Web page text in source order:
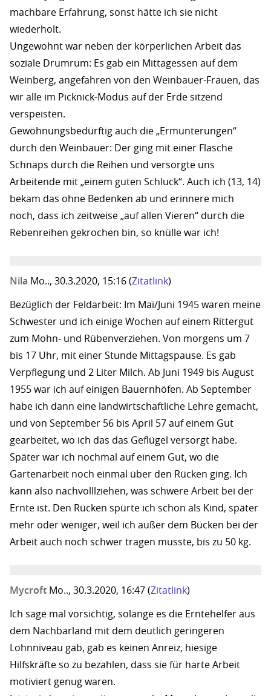
machbare Erfahrung, sonst hätte ich sie nicht
wiederholt.
Ungewohnt war neben der körperlichen Arbeit das
soziale Drumrum: Es gab ein Mittagessen auf dem
Weinberg, angefahren von den Weinbauer-Frauen, das
wir alle im Picknick-Modus auf der Erde sitzend
verspeisten.
Gewöhnungsbedürftig auch die „Ermunterungen“
durch den Weinbauer: Der ging mit einer Flasche
Schnaps durch die Reihen und versorgte uns
Arbeitende mit „einem guten Schluck“. Auch ich (13, 14)
bekam das ohne Bedenken ab und erinnere mich
noch, dass ich zeitweise „auf allen Vieren“ durch die
Rebenreihen gekrochen bin, so knülle war ich!
Nila Mo.., 30.3.2020, 15:16 (Zitatlink)
Bezüglich der Feldarbeit: Im Mai/Juni 1945 waren meine
Schwester und ich einige Wochen auf einem Rittergut
zum Mohn- und Rübenverziehen. Von morgens um 7
bis 17 Uhr, mit einer Stunde Mittagspause. Es gab
Verpflegung und 2 Liter Milch. Ab Juni 1949 bis August
1955 war ich auf einigen Bauernhöfen. Ab September
habe ich dann eine landwirtschaftliche Lehre gemacht,
und von September 56 bis April 57 auf einem Gut
gearbeitet, wo ich das das Geflügel versorgt habe.
Später war ich nochmal auf einem Gut, wo die
Gartenarbeit noch einmal über den Rücken ging. Ich
kann also nachvolllziehen, was schwere Arbeit bei der
Ernte ist. Den Rücken spürte ich schon als Kind, später
mehr oder weniger, weil ich außer dem Bücken bei der
Arbeit auch noch schwer tragen musste, bis zu 50 kg.
Mycroft Mo.., 30.3.2020, 16:47 (Zitatlink)
Ich sage mal vorsichtig, solange es die Erntehelfer aus
dem Nachbarland mit dem deutlich geringeren
Lohnniveau gab, gab es keinen Anreiz, hiesige
Hilfskräfte so zu bezahlen, dass sie für harte Arbeit
motiviert genug waren.